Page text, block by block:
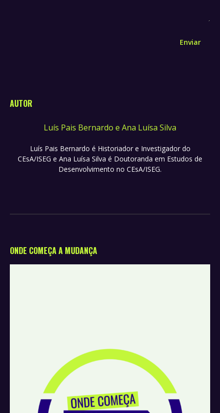
Enviar
AUTOR
Luís Pais Bernardo e Ana Luísa Silva
Luís Pais Bernardo é Historiador e Investigador do
CEsA/ISEG e Ana Luísa Silva é Doutoranda em Estudos de
Desenvolvimento no CEsA/ISEG.
ONDE COMEÇA A MUDANÇA